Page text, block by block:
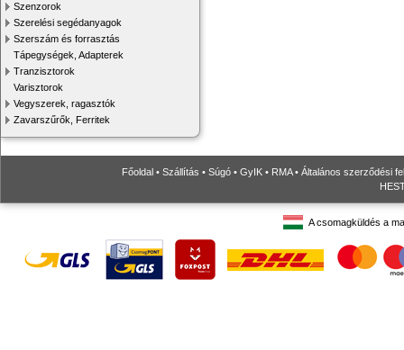
Szenzorok
Szerelési segédanyagok
Szerszám és forrasztás
Tápegységek, Adapterek
Tranzisztorok
Varisztorok
Vegyszerek, ragasztók
Zavarszűrők, Ferritek
Főoldal • Szállítás • Súgó • GyIK • RMA• Általános szerződési
A csomagküldés a